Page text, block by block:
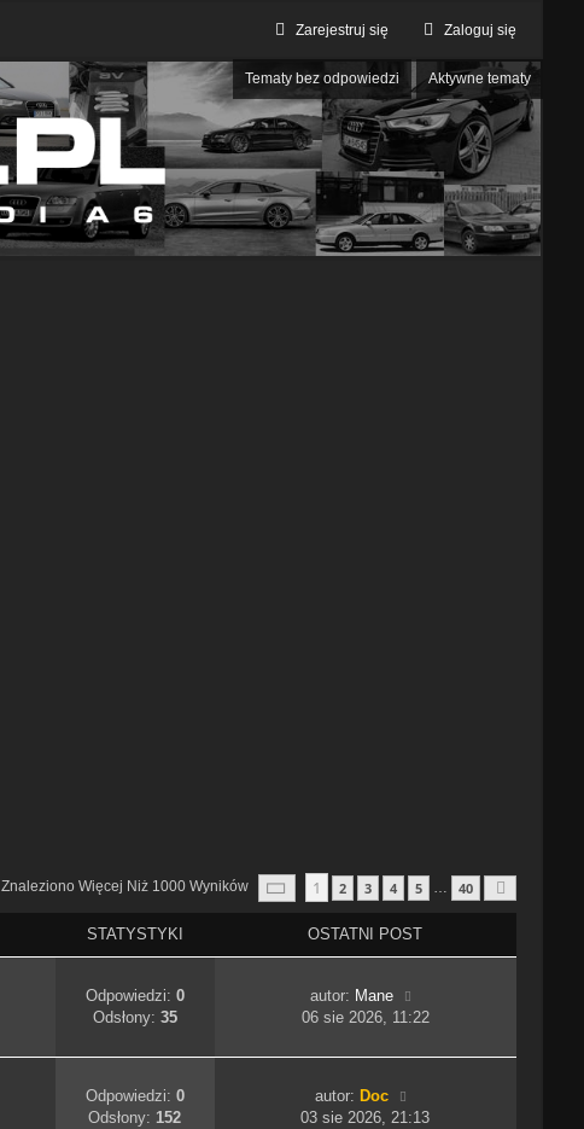
Zaloguj się
Zarejestruj się
Tematy bez odpowiedzi Aktywne tematy
Znaleziono Więcej Niż 1000 Wyników Strona 1Z 40
1 2 3 4 5 … 40
STATYSTYKI OSTATNI POST
Odpowiedzi: 0
Odsłony: 35
autor: Mane
06 sie 2026, 11:22
Odpowiedzi: 0
Odsłony:152
autor: Doc
03 sie 2026, 21:13